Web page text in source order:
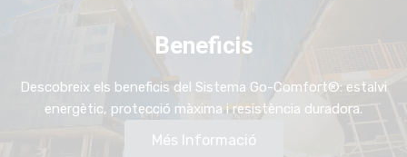
Beneficis
Descobreix els beneficis del Sistema Go-Comfort®: estalvi
energètic, protecció màxima i resistència duradora.
Més Informació